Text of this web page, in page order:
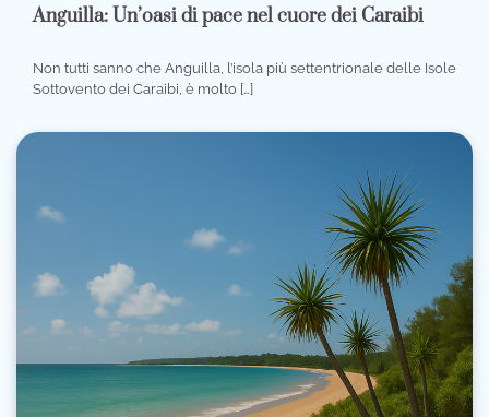
Anguilla: Un’oasi di pace nel cuore dei Caraibi
Non tutti sanno che Anguilla, l’isola più settentrionale delle Isole
Sottovento dei Caraibi, è molto […]